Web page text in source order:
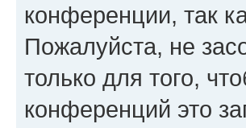
конференции, так
Пожалуйста, не
только для того,
конференций это